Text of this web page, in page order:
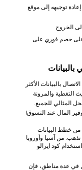
إعادة توجيهه إلى موقع
الخروج
على خصم فوري على
بالبيانات
بالبيانات الأكثر
التغطية والمرونة
المثالي للجميع.
المال عند التسوق!
من خطط البيانات
تذهب. من آسيا وأوروبا
كود ايرالو
في عدة مناطق، فإن